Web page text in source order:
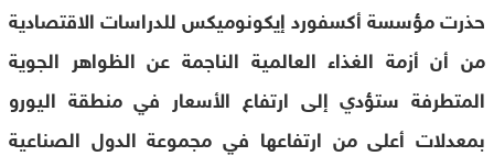
حذرت مؤسسة أكسفورد إيكونوميكس للدراسات الاقتصادية
من أن أزمة الغذاء العالمية الناجمة عن الظواهر الجوية
المتطرفة ستؤدي إلى ارتفاع الأسعار في منطقة اليورو
بمعدلات أعلى من ارتفاعها في مجموعة الدول الصناعية